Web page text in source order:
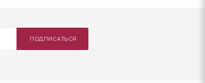
ПОДПИСАТЬСЯ